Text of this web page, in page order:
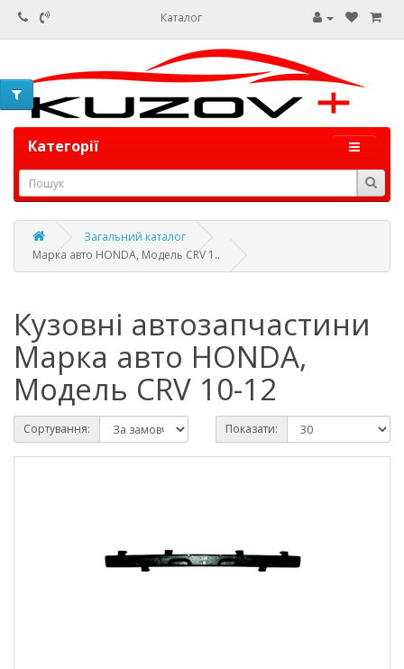
Каталог
Категорії
Загальний каталог
Марка авто HONDA, Модель CRV 1..
Кузовні автозапчастини
Марка авто HONDA,
Модель CRV 10-12
Сортування: Показати: